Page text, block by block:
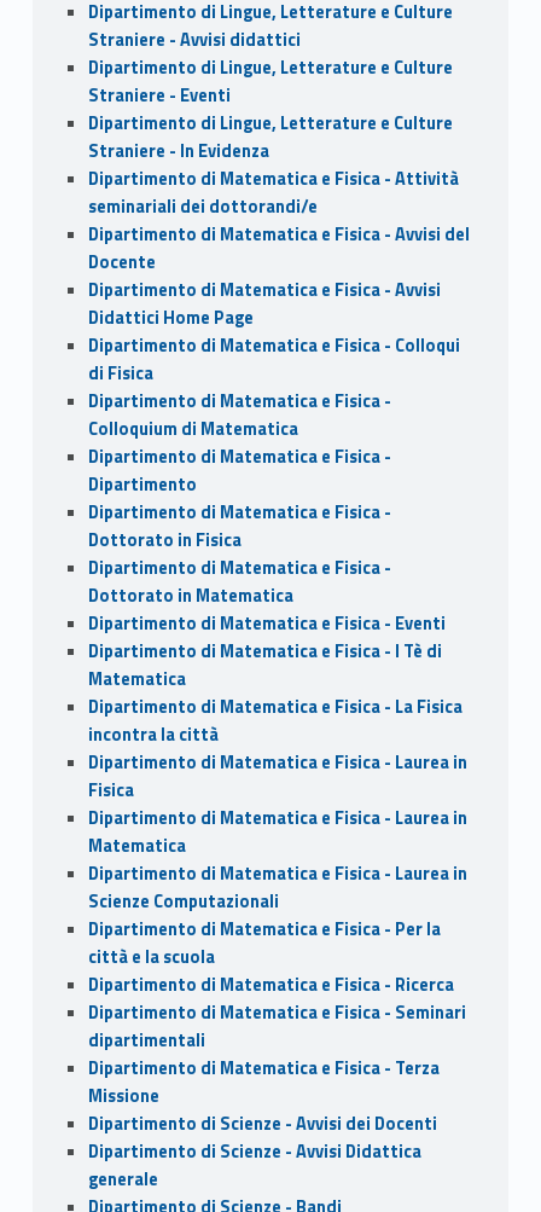
Dipartimento di Lingue, Letterature e Culture
Straniere - Avvisi didattici
Dipartimento di Lingue, Letterature e Culture
Straniere - Eventi
Dipartimento di Lingue, Letterature e Culture
Straniere - In Evidenza
Dipartimento di Matematica e Fisica - Attività
seminariali dei dottorandi/e
Dipartimento di Matematica e Fisica - Avvisi del
Docente
Dipartimento di Matematica e Fisica - Avvisi
Didattici Home Page
Dipartimento di Matematica e Fisica - Colloqui
di Fisica
Dipartimento di Matematica e Fisica -
Colloquium di Matematica
Dipartimento di Matematica e Fisica -
Dipartimento
Dipartimento di Matematica e Fisica -
Dottorato in Fisica
Dipartimento di Matematica e Fisica -
Dottorato in Matematica
Dipartimento di Matematica e Fisica - Eventi
Dipartimento di Matematica e Fisica - I Tè di
Matematica
Dipartimento di Matematica e Fisica - La Fisica
incontra la città
Dipartimento di Matematica e Fisica - Laurea in
Fisica
Dipartimento di Matematica e Fisica - Laurea in
Matematica
Dipartimento di Matematica e Fisica - Laurea in
Scienze Computazionali
Dipartimento di Matematica e Fisica - Per la
città e la scuola
Dipartimento di Matematica e Fisica - Ricerca
Dipartimento di Matematica e Fisica - Seminari
dipartimentali
Dipartimento di Matematica e Fisica - Terza
Missione
Dipartimento di Scienze - Avvisi dei Docenti
Dipartimento di Scienze - Avvisi Didattica
generale
Dipartimento di Scienze - Bandi